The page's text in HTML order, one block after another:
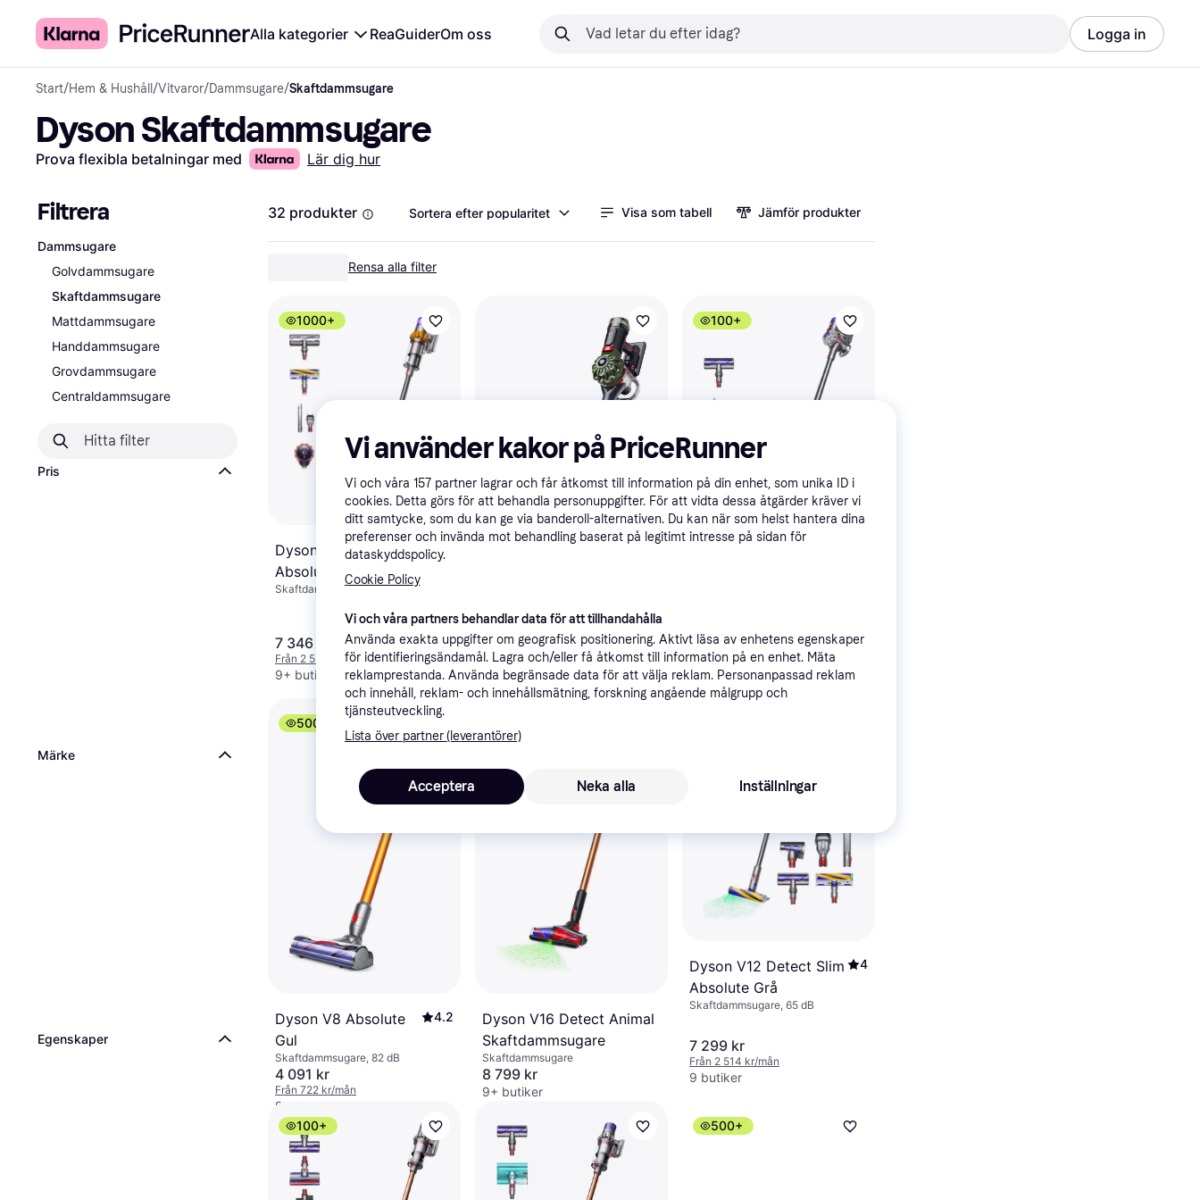
Alla kategorier ReaGuiderOm oss Logga in
Start/Hem & Hushåll /Vitvaror/Dammsugare/Skaftdammsugare
Dyson Skaftdammsugare
Prova flexibla betalningar med Lär dig hur
Filtrera
Dammsugare
Golvdammsugare
Skaftdammsugare
Mattdammsugare
Handdammsugare
Grovdammsugare
Centraldammsugare
Pris
Märke
Egenskaper
32 produkter Sortera efter popularitet Visa som tabell Jämför produkter
Rensa alla filter
1000+
Dyson V15 Detect
Absolute Grå
Skaftdammsugare
7 346 kr
Från 2 531 kr/mån
9+ butiker
Dyson V8 Cyclone
Skaftdammsugare
4.6
3 845 kr
9 butiker
100+
Dyson V8 Advanced
Silver
4.6
2 860 kr
9 butiker
500+
Dyson V8 Absolute
Gul
4.2
Skaftdammsugare, 82 dB
4 091 kr
Från 722 kr/mån
9+ butiker
Dyson V16 Detect Animal
Skaftdammsugare
Skaftdammsugare
8 799 kr
9+ butiker
Dyson V12 Detect Slim
Absolute Grå
4
Skaftdammsugare, 65 dB
7 299 kr
Från 2 514 kr/mån
9 butiker
100+ 500+
Vi använder kakor på PriceRunner
Vi och våra 157 partner lagrar och får åtkomst till information på din enhet, som unika ID i
cookies. Detta görs för att behandla personuppgifter. För att vidta dessa åtgärder kräver vi
ditt samtycke, som du kan ge via banderoll-alternativen. Du kan när som helst hantera dina
preferenser och invända mot behandling baserat på legitimt intresse på sidan för
dataskyddspolicy.
Cookie Policy
Vi och våra partners behandlar data för att tillhandahålla
Använda exakta uppgifter om geografisk positionering. Aktivt läsa av enhetens egenskaper
för identifieringsändamål. Lagra och/eller få åtkomst till information på en enhet. Mäta
reklamprestanda. Använda begränsade data för att välja reklam. Personanpassad reklam
och innehåll, reklam- och innehållsmätning, forskning angående målgrupp och
tjänsteutveckling.
Lista över partner (leverantörer)
Neka alla
Acceptera Inställningar